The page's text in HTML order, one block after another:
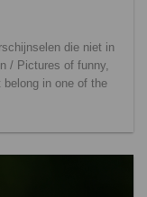
die niet in
/ Pictures of funny,
belong in one of the